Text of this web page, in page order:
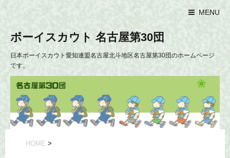
MENU
ボーイスカウト 名古屋第30団
日本ボーイスカウト愛知連盟名古屋北斗地区名古屋第30団のホームページ
です。
HOME >